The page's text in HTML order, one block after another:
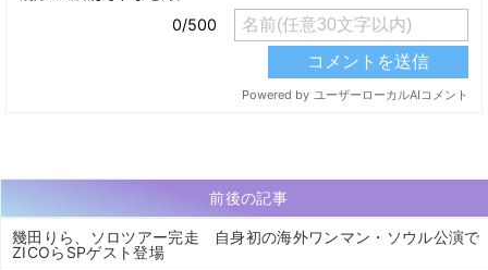
前後の記事
幾田りら、ソロツアー完走 自身初の海外ワンマン・ソウル公演で
ZICOらSPゲスト登場